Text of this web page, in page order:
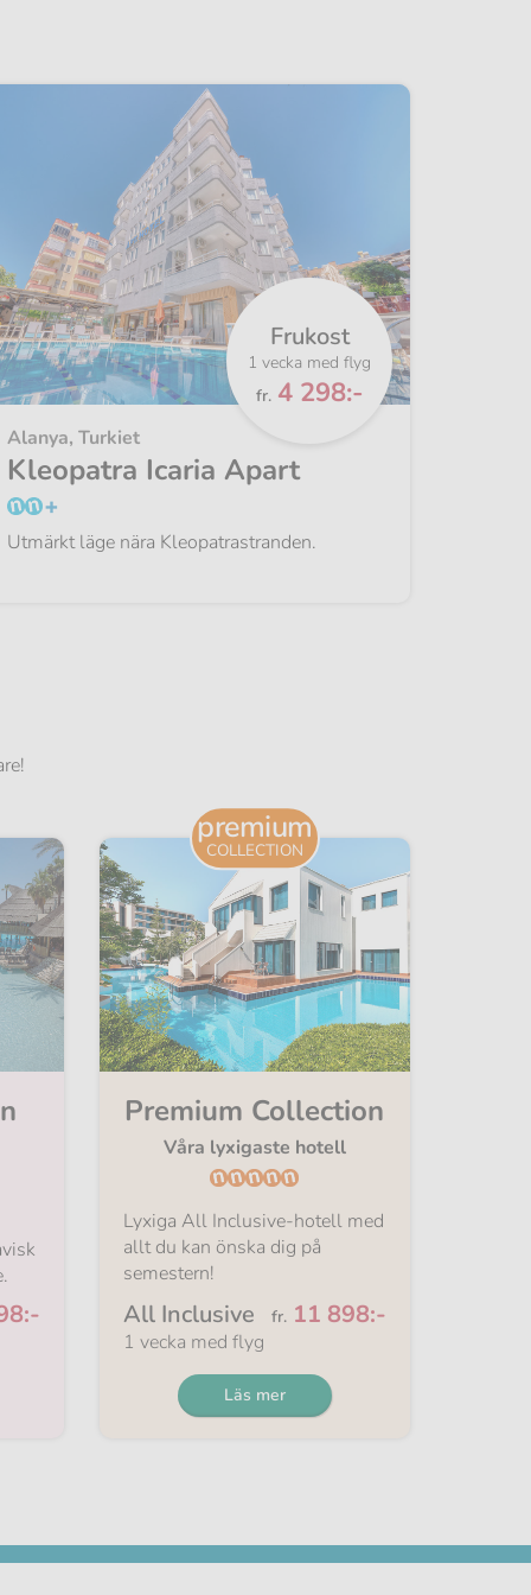
Frukost
1 vecka med flyg
Från
fr. 4 298:-
Alanya, Turkiet
Kleopatra Icaria Apart
Utmärkt läge nära Kleopatrastranden.
premium
COLLECTION
Premium Collection
Våra lyxigaste hotell
Lyxiga All Inclusive-hotell med
allt du kan önska dig på
semestern!
All Inclusive Från
fr. 11 898:-
1 vecka med flyg
Läs mer